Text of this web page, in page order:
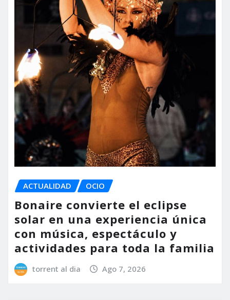
ACTUALIDAD OCIO
Bonaire convierte el eclipse
solar en una experiencia única
con música, espectáculo y
actividades para toda la familia
torrent al dia Ago 7, 2026